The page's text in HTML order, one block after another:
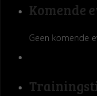
Komende
Geen komende